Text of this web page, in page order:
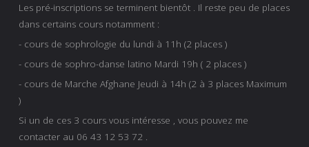
Les pré-inscriptions se terminent bientôt . Il reste peu de places
dans certains cours notamment :
- cours de sophrologie du lundi à 11h (2 places )
- cours de sophro-danse latino Mardi 19h ( 2 places )
- cours de Marche Afghane Jeudi à 14h (2 à 3 places Maximum
)
Si un de ces 3 cours vous intéresse , vous pouvez me
contacter au 06 43 12 53 72 .